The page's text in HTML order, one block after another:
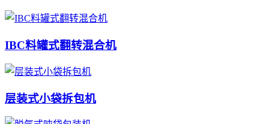
IBC料罐式翻转混合机
层装式小袋拆包机